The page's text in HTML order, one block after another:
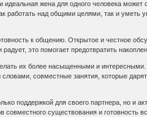
идеальная жена для одного человека
работать над общими целями, так и
к общению. Открытое и честное
это помогает предотвратить
их более насыщенными и
совместные занятия, которые
поддержкой для своего партнера, но и
совместного существования и